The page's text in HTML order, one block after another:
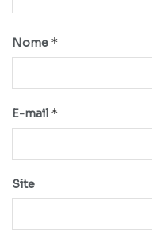
Nome *
E-mail *
Site